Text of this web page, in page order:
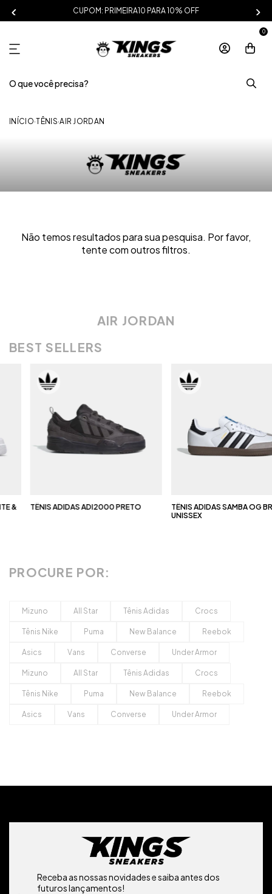
CUPOM: PRIMEIRA10 PARA 10% OFF
0
INÍCIO·TÊNIS·AIR JORDAN
Não temos resultados para sua pesquisa. Por favor,
tente com outros filtros.
AIR JORDAN
BEST SELLERS
& TÊNIS ADIDAS ADI2000 PRETO
TÊNIS ADIDAS SAMBA OG
UNISSEX
PROCURE POR:
Mizuno All Star Tênis Adidas Crocs
Tênis Nike Puma New Balance Reebok
Asics Vans Converse Under Armor
Mizuno All Star Tênis Adidas Crocs
Tênis Nike Puma New Balance Reebok
Asics Vans Converse Under Armor
Receba as nossas novidades e saiba antes dos
futuros lançamentos!